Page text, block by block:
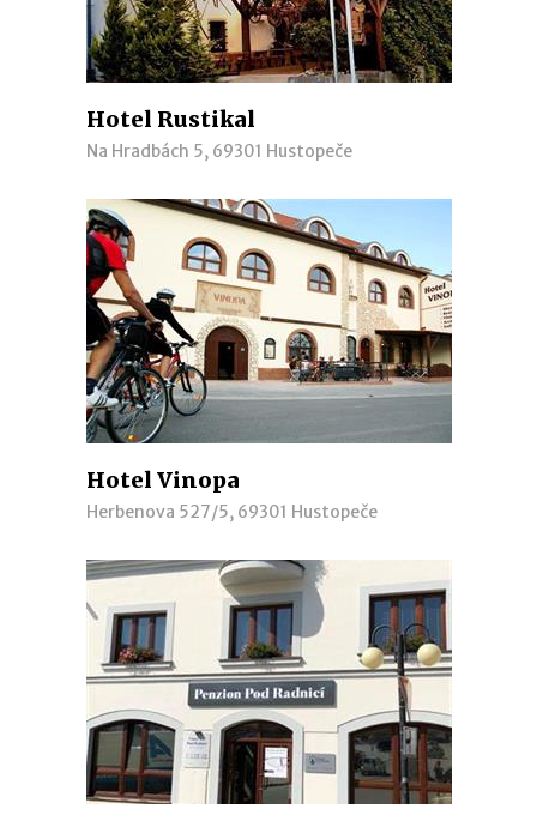
Hotel Rustikal
Na Hradbách 5, 69301 Hustopeče
Hotel Vinopa
Herbenova 527/5, 69301 Hustopeče